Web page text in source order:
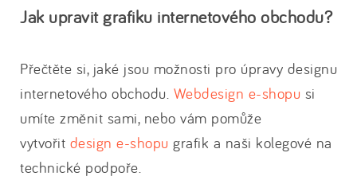
Jak upravit grafiku internetového obchodu?
Přečtěte si, jaké jsou možnosti pro úpravy designu
internetového obchodu. Webdesign e-shopu si
umíte změnit sami, nebo vám pomůže
vytvořit design e-shopu grafik a naši kolegové na
technické podpoře.